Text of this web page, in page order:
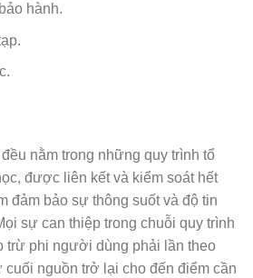
hành.
nằm trong những quy trình tổ
được liên kết và kiểm soát hết
đảm bảo sự thông suốt và độ tin
sự can thiệp trong chuỗi quy trình
trừ phi người dùng phải lần theo
cuối nguồn trở lại cho đến điểm cần